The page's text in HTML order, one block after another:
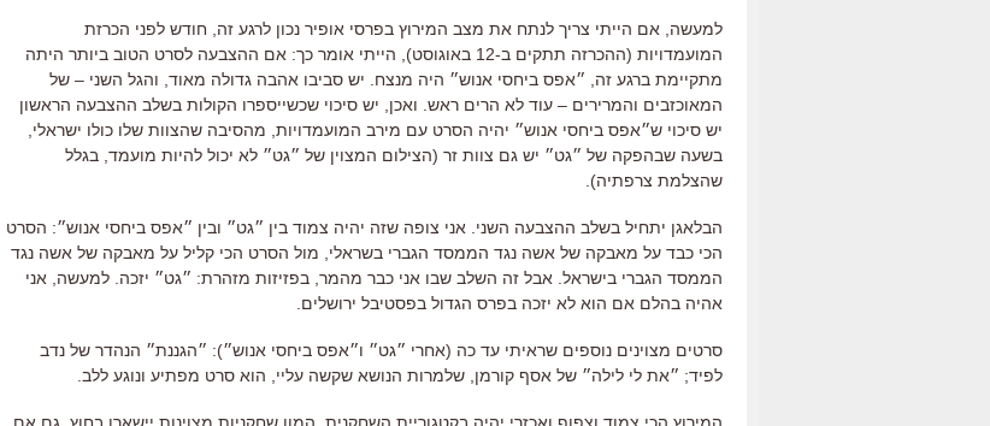
למעשה, אם הייתי צריך לנתח את מצב המירוץ בפרסי אופיר נכון לרגע זה, חודש לפני הכרזת
המועמדויות (ההכרזה תתקים ב-12 באוגוסט), הייתי אומר כך:
אם ההצבעה לסרט הטוב ביותר היתה
מתקיימת ברגע זה, ״אפס ביחסי אנוש״ היה מנצח. יש סביבו אהבה גדולה מאוד, והגל השני – של
המאוכזבים והמרירים – עוד לא הרים ראש. ואכן, יש סיכוי שכשייספרו הקולות בשלב ההצבעה הראשון
יש סיכוי ש״אפס ביחסי אנוש״ יהיה הסרט עם מירב המועמדויות, מהסיבה שהצוות שלו כולו ישראלי,
בשעה שבהפקה של ״גט״ יש גם צוות זר (הצילום המצוין של ״גט״ לא יכול להיות מועמד, בגלל
שהצלמת צרפתיה).
הבלאגן יתחיל בשלב ההצבעה השני. אני צופה שזה יהיה צמוד בין ״גט״ ובין ״אפס ביחסי אנוש״: הסרט
הכי כבד על מאבקה של אשה נגד הממסד הגברי בשראלי, מול הסרט הכי קליל על מאבקה של אשה נגד
הממסד הגברי בישראל. אבל זה השלב שבו אני כבר מהמר, בפזיזות מזהרת: ״גט״ יזכה. למעשה, אני
אהיה בהלם אם הוא לא יזכה בפרס הגדול בפסטיבל ירושלים.
סרטים מצוינים נוספים שראיתי עד כה (אחרי ״גט״ ו״אפס ביחסי אנוש״): ״הגננת״ הנהדר של נדב
לפיד; ״את לי לילה״ של אסף קורמן, שלמרות הנושא שקשה עליי, הוא סרט מפתיע ונוגע ללב.